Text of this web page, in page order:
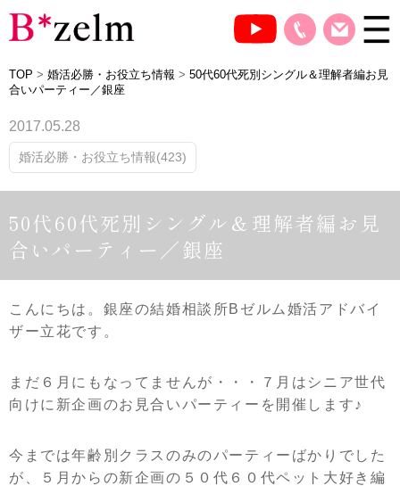
TOP > 婚活必勝・お役立ち情報 > 50代60代死別シングル＆理解者編お見
合いパーティー／銀座
2017.05.28
婚活必勝・お役立ち情報(423)
50代60代死別シングル＆理解者編お見
合いパーティー／銀座
こんにちは。銀座の結婚相談所Bゼルム婚活アドバイ
ザー立花です。
まだ６月にもなってませんが・・・７月はシニア世代
向けに新企画のお見合いパーティーを開催します♪
今までは年齢別クラスのみのパーティーばかりでした
が、５月からの新企画の５０代６０代ペット大好き編